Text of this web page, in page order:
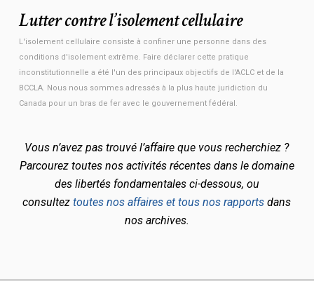
Lutter contre l’isolement cellulaire
L'isolement cellulaire consiste à confiner une personne dans des
conditions d'isolement extrême. Faire déclarer cette pratique
inconstitutionnelle a été l'un des principaux objectifs de l'ACLC et de la
BCCLA. Nous nous sommes adressés à la plus haute juridiction du
Canada pour un bras de fer avec le gouvernement fédéral.
Vous n’avez pas trouvé l’affaire que vous recherchiez ?
Parcourez toutes nos activités récentes dans le domaine
des libertés fondamentales ci-dessous, ou
consulteztoutes nos affaires et tous nos rapports dans
nos archives.